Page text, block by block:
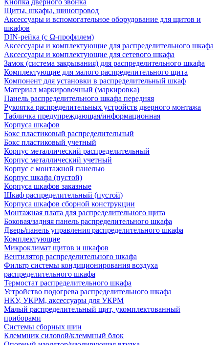
Кнопка дверного звонка
Щиты, шкафы, шинопровод
Аксессуары и вспомогательное оборудование для щитов и
шкафов
DIN-рейка (с Ω-профилем)
Аксессуары и комплектующие для распределительного шкафа
Аксессуары и комплектующие для сетевого шкафа
Замок (система закрывания) для распределительного шкафа
Комплектующие для малого распределительного щита
Компонент для установки в распределительный шкаф
Материал маркировочный (маркировка)
Панель распределительного шкафа передняя
Рукоятка распределительных устройств дверного монтажа
Табличка предупреждающая/информационная
Корпуса шкафов
Бокс пластиковый распределительный
Бокс пластиковый учетный
Корпус металлический распределительный
Корпус металлический учетный
Корпус с монтажной панелью
Корпус шкафа (пустой)
Корпуса шкафов заказные
Шкаф распределительный (пустой)
Корпуса шкафов сборной конструкции
Монтажная плата для распределительного щита
Боковая/задняя панель распределительного шкафа
Дверь/панель управления распределительного шкафа
Комплектующие
Микроклимат щитов и шкафов
Вентилятор распределительного шкафа
Фильтр системы кондиционирования воздуха
распределительного шкафа
Термостат распределительного шкафа
Устройство подогрева распределительного шкафа
НКУ, УКРМ, аксессуары для УКРМ
Малый распределительный щит, укомплектованный
приборами
Системы сборных шин
Клеммник силовой/клеммный блок